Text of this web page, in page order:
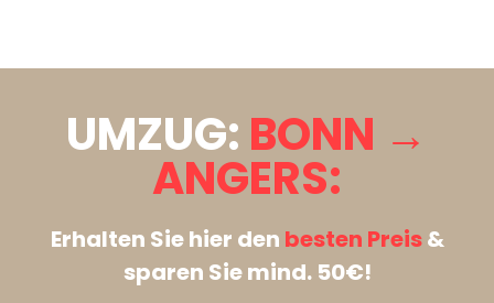
UMZUG: BONN →
ANGERS:
Erhalten Sie hier den besten Preis&
sparen Sie mind. 50€!